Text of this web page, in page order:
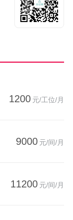
1200 元/工位/月
9000 元/间/月
11200 元/间/月